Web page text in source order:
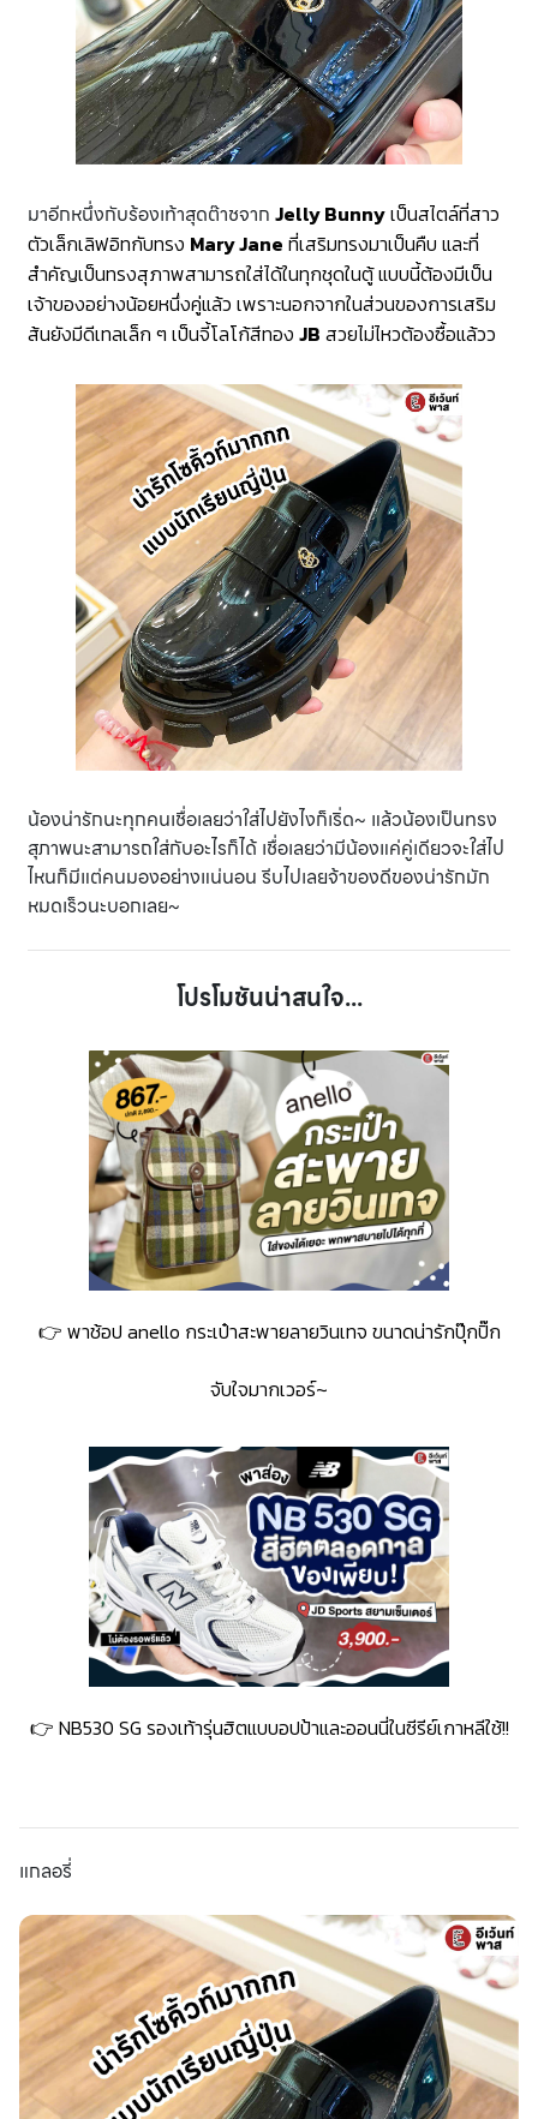
มาอีกหนึ่งกับร้องเท้าสุดต๊าชจาก Jelly Bunnyเป็นสไตล์ที่สาว
ตัวเล็กเลิฟอิทกับทรง Mary Jane ที่เสริมทรงมาเป็นคืบ และที่
สำคัญเป็นทรงสุภาพสามารถใส่ได้ในทุกชุดในตู้ แบบนี้ต้องมีเป็น
เจ้าของอย่างน้อยหนึ่งคู่แล้ว เพราะนอกจากในส่วนของการเสริม
ส้นยังมีดีเทลเล็ก ๆ เป็นจี้โลโก้สีทอง JB สวยไม่ไหวต้องซื้อแล้วว
น้องน่ารักนะทุกคนเชื่อเลยว่าใส่ไปยังไงก็เริ่ด~ แล้วน้องเป็นทรง
สุภาพนะสามารถใส่กับอะไรก็ได้ เชื่อเลยว่ามีน้องแค่คู่เดียวจะใส่ไป
ไหนก็มีแต่คนมองอย่างแน่นอน รีบไปเลยจ้าของดีของน่ารักมัก
หมดเร็วนะบอกเลย~
โปรโมชันน่าสนใจ...
👉 พาช้อป anello กระเป๋าสะพายลายวินเทจ ขนาดน่ารักปุ๊กปิ๊ก
จับใจมากเวอร์~
👉 NB530 SG รองเท้ารุ่นฮิตแบบอปป้าและออนนี่ในซีรีย์เกาหลีใช้!!
แกลอรี่